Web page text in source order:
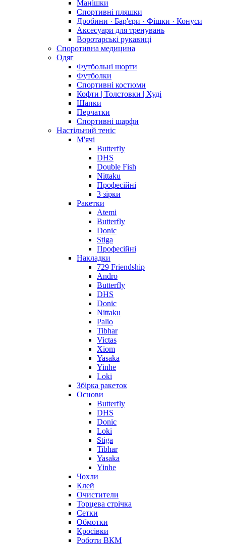
Манішки
Спортивні пляшки
Дробини · Бар'єри · Фішки · Конуси
Аксесуари для тренувань
Воротарські рукавиці
Споротивна медицина
Одяг
Футбольні шорти
Футболки
Спортивні костюми
Кофти | Толстовки | Худі
Шапки
Перчатки
Спортивні шарфи
Настільний теніс
М'ячі
Butterfly
DHS
Double Fish
Nittaku
Професійні
3 зірки
Ракетки
Atemi
Butterfly
Donic
Stiga
Професійні
Накладки
729 Friendship
Andro
Butterfly
DHS
Donic
Nittaku
Palio
Tibhar
Victas
Xiom
Yasaka
Yinhe
Loki
Збірка ракеток
Основи
Butterfly
DHS
Donic
Loki
Stiga
Tibhar
Yasaka
Yinhe
Чохли
Клей
Очистители
Торцева стрічка
Сетки
Обмотки
Кросівки
Роботи ВКМ